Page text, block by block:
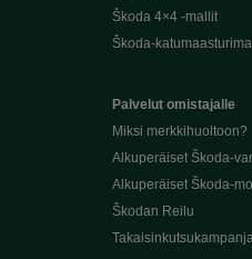
Škoda 4×4 -mallit
Škoda-
Palvelut omistajalle
Miksi merkkihuoltoon?
Alkuperäiset Škoda-
Alkuperäiset Škoda-
Škodan Reilu